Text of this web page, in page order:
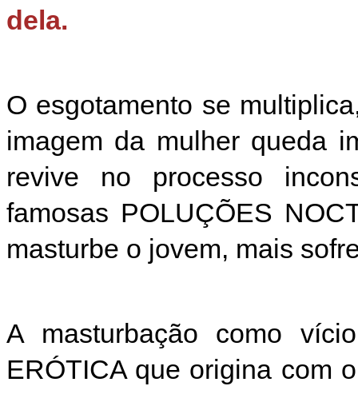
dela.
O esgotamento se
imagem da mulher queda
revive no processo
famosas POLUÇÕES
masturbe o jovem, mais
A masturbação como
ERÓTICA que origina com